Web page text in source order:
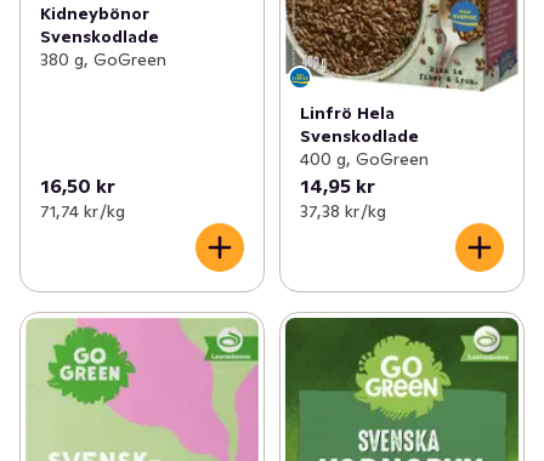
Kidneybönor
Svenskodlade
380 g, GoGreen
16,50 kr
71,74 kr /kg
Linfrö Hela
Svenskodlade
400 g, GoGreen
14,95 kr
37,38 kr /kg